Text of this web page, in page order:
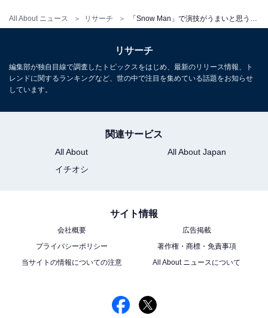
All About ニュース リサーチ
回答者からは、「喋らなくても感情が伝わってくる表情
や仕草に演技力を感じます」（30代女性／鳥取県）、
「話し方が台本を読んでいるのではなく、自然に出てく
る言葉を口にしている感じがして良い」（30代女性／東
京都）、「アイドルのイメージより俳優のイメージが強
く、どんな演技でも上手くこなしてくれる」（30代女性
この記事の筆者：ゆるま 小林 プロフィール
長年にわたってテレビ局でバラエティー番組、情報番組
などを制作。その後、フリーランスの編集・ライターに
転身。芸能情報に精通し、週刊誌、ネットニュースでテ
ション「ゆるま」を立ち上げる。
リサーチ
編集部が独自目線で調査したトピックスをはじめ、最新のリリース情報、ト
レンドに関するランキングなど、世の中で注目を集めている話題をお知らせ
しています。
関連サービス
All About
All About Japan
イチオシ
サイト情報
会社概要
広告掲載
プライバシーポリシー
著作権・商標・免責事項
当サイトの情報についての注意
All About ニュースについて